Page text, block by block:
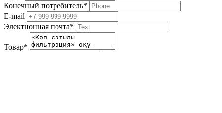
Конечный потребитель*
E-mail
Электнонная почта*
Товар*